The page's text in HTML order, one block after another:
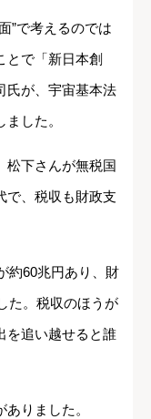
”で考えるのでは
とで「新日本創
氏が、宇宙基本法
した。
松下さんが無税国
で、税収も財政支
約60兆円あり、財
た。税収のほうが
を追い越せると誰
りました。